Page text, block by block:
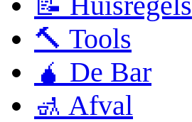
🔨 Tools
🧉 De Bar
🚮 Afval